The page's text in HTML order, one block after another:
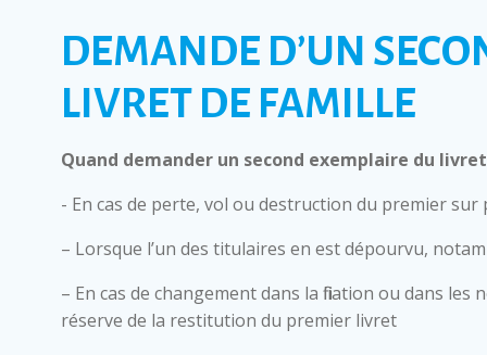
DEMANDE D’UN
LIVRET DE FAMILLE
Quand demander un second exemplaire du
- En cas de perte, vol ou destruction du premier
– Lorsque l’un des titulaires en est dépourvu,
– En cas de changement dans la filiation ou dans
réserve de la restitution du premier livret